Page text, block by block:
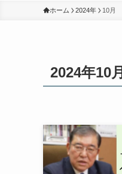
ホーム 2024年 10月
2024年10月